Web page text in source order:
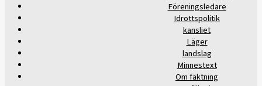
Föreningsledare
Idrottspolitik
kansliet
Läger
landslag
Minnestext
Om fäktning